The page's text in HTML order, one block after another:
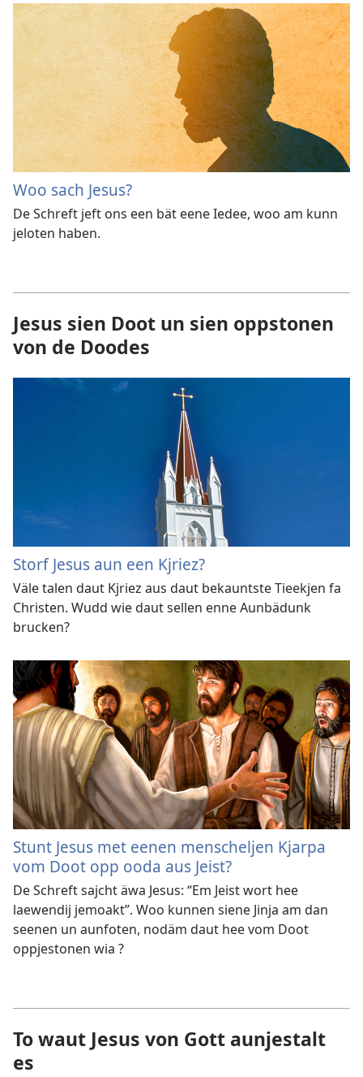
Woo sach Jesus?
De Schreft jeft ons een bät eene Iedee, woo am kunn
jeloten haben.
Jesus sien Doot un sien oppstonen
von de Doodes
Storf Jesus aun een Kjriez?
Väle talen daut Kjriez aus daut bekauntste Tieekjen fa
Christen. Wudd wie daut sellen enne Aunbädunk
brucken?
Stunt Jesus met eenen menscheljen Kjarpa
vom Doot opp ooda aus Jeist?
De Schreft sajcht äwa Jesus: “Em Jeist wort hee
laewendij jemoakt”. Woo kunnen siene Jinja am dan
seenen un aunfoten, nodäm daut hee vom Doot
oppjestonen wia ?
To waut Jesus von Gott aunjestalt
es